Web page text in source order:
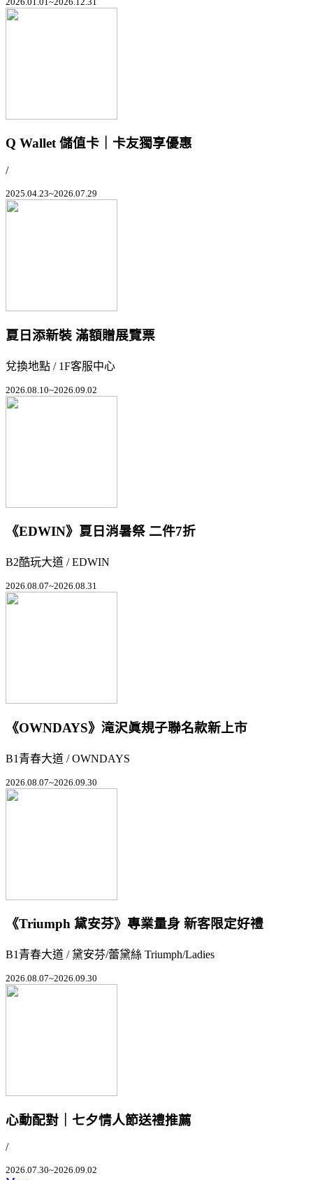
Q Wallet 儲值卡｜卡友獨享優惠
/
2025.04.23~2026.07.29
夏日添新裝 滿額贈展覽票
兌換地點 / 1F客服中心
2026.08.10~2026.09.02
《EDWIN》夏日消暑祭 二件7折
B2酷玩大道 / EDWIN
2026.08.07~2026.08.31
《OWNDAYS》滝沢眞規子聯名款新上市
B1青春大道 / OWNDAYS
2026.08.07~2026.09.30
《Triumph 黛安芬》專業量身 新客限定好禮
B1青春大道 / 黛安芬/蕾黛絲 Triumph/Ladies
2026.08.07~2026.09.30
心動配對｜七夕情人節送禮推薦
/
2026.07.30~2026.09.02